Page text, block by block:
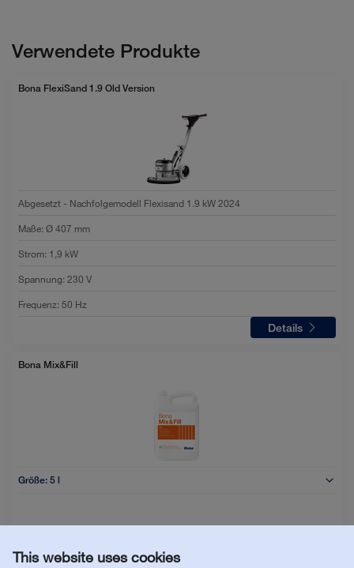
This website uses cookies
Verwendete Produkte
Bona FlexiSand 1.9 Old Version
Abgesetzt - Nachfolgemodell Flexisand 1.9 kW 2024
Maße:Ø 407 mm
Strom: 1,9 kW
Spannung:230 V
Frequenz:50 Hz
Details
Bona Mix&Fill
Größe: 5 l